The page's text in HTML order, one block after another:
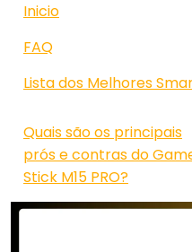
Inicio
FAQ
Lista dos Melhores
Quais são os principais
prós e contras do
Stick M15 PRO?